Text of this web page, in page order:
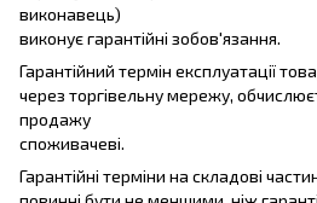
виконавець)
виконує гарантійні зобов'язання.
Гарантійний термін експлуатації
через торгівельну мережу,
продажу
споживачеві.
Гарантійні терміни на складові